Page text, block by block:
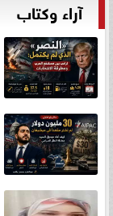
آراء وكتاب